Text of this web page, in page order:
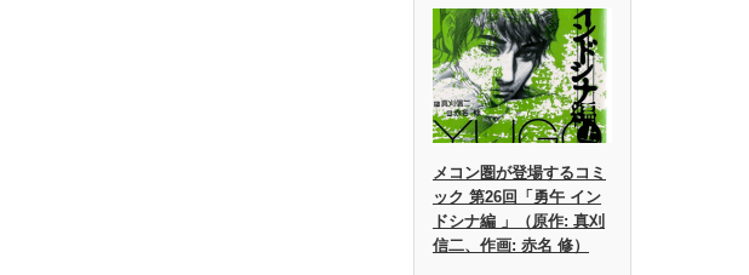
メコン圏が登場するコミ
ック 第26回「勇午 イン
ドシナ編 」（原作: 真刈
信二、作画: 赤名 修）